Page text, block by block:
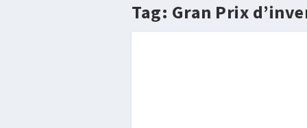
Tag: Gran Prix